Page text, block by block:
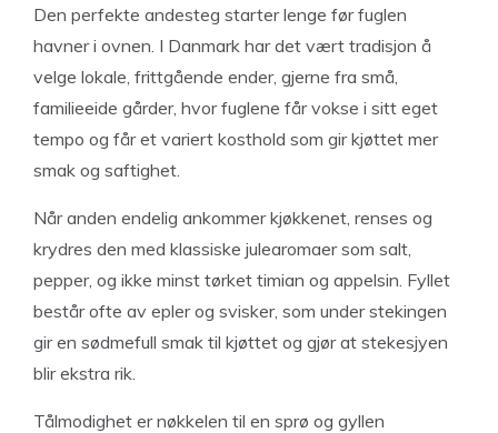
Den perfekte andesteg starter lenge før fuglen
havner i ovnen. I Danmark har det vært tradisjon å
velge lokale, frittgående ender, gjerne fra små,
familieeide gårder, hvor fuglene får vokse i sitt eget
tempo og får et variert kosthold som gir kjøttet mer
smak og saftighet.
Når anden endelig ankommer kjøkkenet, renses og
krydres den med klassiske julearomaer som salt,
pepper, og ikke minst tørket timian og appelsin. Fyllet
består ofte av epler og svisker, som under stekingen
gir en sødmefull smak til kjøttet og gjør at stekesjyen
blir ekstra rik.
Tålmodighet er nøkkelen til en sprø og gyllen